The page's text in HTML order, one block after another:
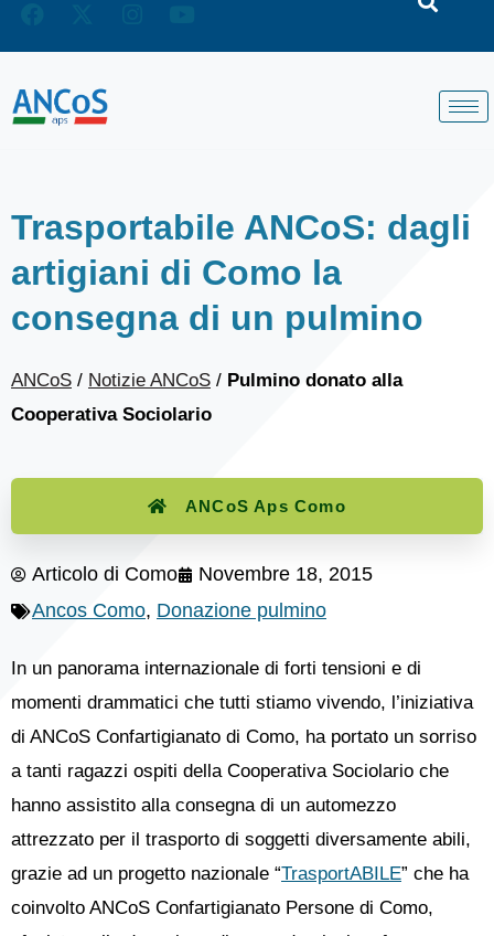
Trasportabile ANCoS: dagli
artigiani di Como la
consegna di un pulmino
ANCoS / Notizie ANCoS / Pulmino donato alla
Cooperativa Sociolario
ANCoS Aps Como
Articolo di Como
Novembre 18, 2015
Ancos Como, Donazione pulmino
In un panorama internazionale di forti tensioni e di
momenti drammatici che tutti stiamo vivendo, l’iniziativa
di ANCoS Confartigianato di Como, ha portato un sorriso
a tanti ragazzi ospiti della Cooperativa Sociolario che
hanno assistito alla consegna di un automezzo
attrezzato per il trasporto di soggetti diversamente abili,
grazie ad un progetto nazionale “TrasportABILE” che ha
coinvolto ANCoS Confartigianato Persone di Como,